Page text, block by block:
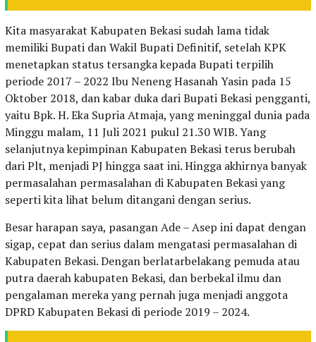
Kita masyarakat Kabupaten Bekasi sudah lama tidak
memiliki Bupati dan Wakil Bupati Definitif, setelah KPK
menetapkan status tersangka kepada Bupati terpilih
periode 2017 – 2022 Ibu Neneng Hasanah Yasin pada 15
Oktober 2018, dan kabar duka dari Bupati Bekasi pengganti,
yaitu Bpk. H. Eka Supria Atmaja, yang meninggal dunia pada
Minggu malam, 11 Juli 2021 pukul 21.30 WIB. Yang
selanjutnya kepimpinan Kabupaten Bekasi terus berubah
dari Plt, menjadi PJ hingga saat ini. Hingga akhirnya banyak
permasalahan permasalahan di Kabupaten Bekasi yang
seperti kita lihat belum ditangani dengan serius.
Besar harapan saya, pasangan Ade – Asep ini dapat dengan
sigap, cepat dan serius dalam mengatasi permasalahan di
Kabupaten Bekasi. Dengan berlatarbelakang pemuda atau
putra daerah kabupaten Bekasi, dan berbekal ilmu dan
pengalaman mereka yang pernah juga menjadi anggota
DPRD Kabupaten Bekasi di periode 2019 – 2024.